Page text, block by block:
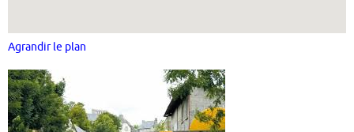
Agrandir le plan